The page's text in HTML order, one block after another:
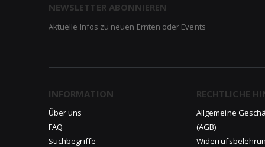
NEWSLETTER ABONNIEREN
Aktuelle Infos zu neuen Ernten oder Events
INFORMATION
Über uns
FAQ
Suchbegriffe
RECHTLICHE
Allgemeine
(AGB)